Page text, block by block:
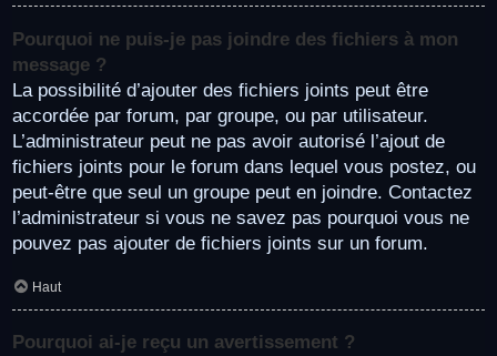
Pourquoi ne puis-je pas joindre des fichiers à mon
message ?
La possibilité d’ajouter des fichiers joints peut être
accordée par forum, par groupe, ou par utilisateur.
L’administrateur peut ne pas avoir autorisé l’ajout de
fichiers joints pour le forum dans lequel vous postez, ou
peut-être que seul un groupe peut en joindre. Contactez
l’administrateur si vous ne savez pas pourquoi vous ne
pouvez pas ajouter de fichiers joints sur un forum.
Haut
Pourquoi ai-je reçu un avertissement ?